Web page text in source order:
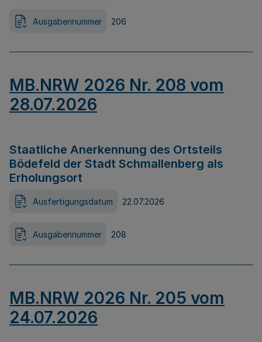
Ausgabennummer 206
MB.NRW 2026 Nr. 208 vom
28.07.2026
Staatliche Anerkennung des Ortsteils
Bödefeld der Stadt Schmallenberg als
Erholungsort
Ausfertigungsdatum 22.07.2026
Ausgabennummer 208
MB.NRW 2026 Nr. 205 vom
24.07.2026